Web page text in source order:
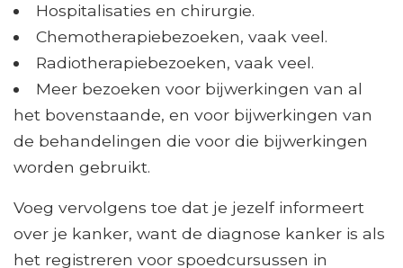
Hospitalisaties en chirurgie.
Chemotherapiebezoeken, vaak veel.
Radiotherapiebezoeken, vaak veel.
Meer bezoeken voor bijwerkingen van al
het bovenstaande, en voor bijwerkingen van
de behandelingen die voor die bijwerkingen
worden gebruikt.
Voeg vervolgens toe dat je jezelf informeert
over je kanker, want de diagnose kanker is als
het registreren voor spoedcursussen in